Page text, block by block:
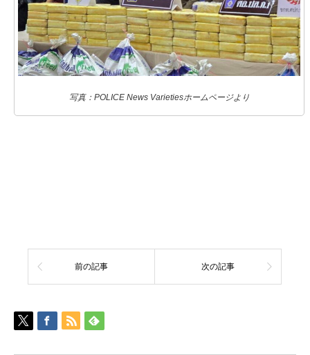
写真：POLICE News Varietiesホームページより
前の記事 次の記事